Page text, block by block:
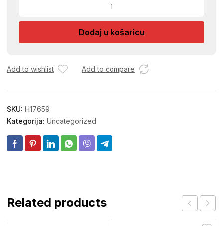
DRVO
3341
Dodaj u košaricu
Add to wishlist Add to compare
SKU: H17659
Kategorija: Uncategorized
Related products